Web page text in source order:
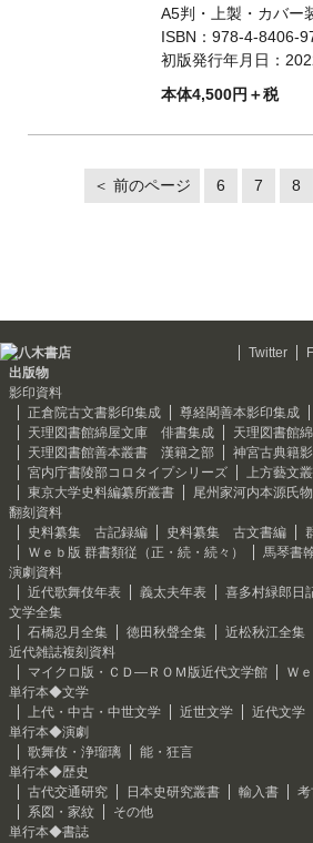
A5判・上製・カバー
ISBN： 978-4-8406-
初版発行年月日：
本体4,500円＋税
＜ 前のページ 6 7 8
Twitter
出版物
影印資料
正倉院古文書影印集成
尊経閣善本影印集成
天理図書館綿屋文庫 俳書集成
天理図書館
天理図書館善本叢書 漢籍之部
神宮古典籍
宮内庁書陵部コロタイプシリーズ
上方藝文叢
東京大学史料編纂所叢書
尾州家河内本源氏
翻刻資料
史料纂集 古記録編
史料纂集 古文書編
Ｗｅｂ版 群書類従（正・続・続々）
馬琴書
演劇資料
近代歌舞伎年表
義太夫年表
喜多村緑郎日
文学全集
石橋忍月全集
徳田秋聲全集
近松秋江全集
近代雑誌複刻資料
マイクロ版・ＣＤ―ＲＯＭ版近代文学館
Ｗ
単行本◆文学
上代・中古・中世文学
近世文学 近代文学
単行本◆演劇
歌舞伎・浄瑠璃
能・狂言
単行本◆歴史
古代交通研究
日本史研究叢書 輸入書
系図・家紋
その他
単行本◆書誌